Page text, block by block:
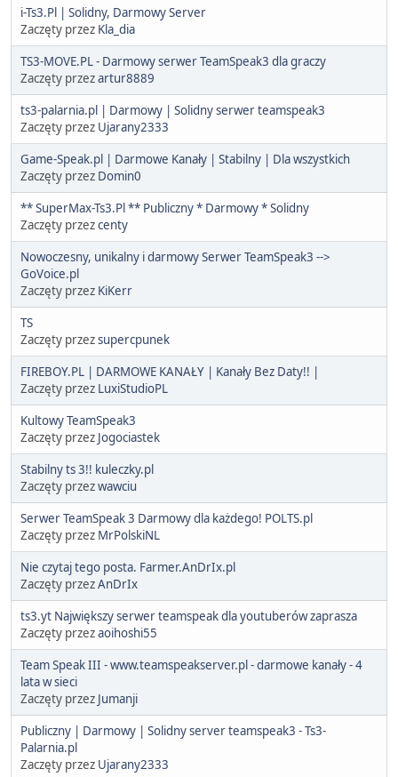
i-Ts3.Pl | Solidny, Darmowy Server
Zaczęty przez Kla_dia
TS3-MOVE.PL - Darmowy serwer TeamSpeak3 dla graczy
Zaczęty przezartur8889
ts3-palarnia.pl | Darmowy | Solidny serwer teamspeak3
Zaczęty przez Ujarany2333
Game-Speak.pl | Darmowe Kanały | Stabilny | Dla wszystkich
Zaczęty przez Domin0
** SuperMax-Ts3.Pl ** Publiczny * Darmowy * Solidny
Zaczęty przezcenty
Nowoczesny, unikalny i darmowy Serwer TeamSpeak3 -->
GoVoice.pl
Zaczęty przez KiKerr
TS
Zaczęty przezsupercpunek
FIREBOY.PL | DARMOWE KANAŁY | Kanały Bez Daty!! |
Zaczęty przez LuxiStudioPL
Kultowy TeamSpeak3
Zaczęty przez Jogociastek
Stabilny ts 3!! kuleczky.pl
Zaczęty przezwawciu
Serwer TeamSpeak 3 Darmowy dla każdego! POLTS.pl
Zaczęty przez MrPolskiNL
Nie czytaj tego posta. Farmer.AnDrIx.pl
Zaczęty przezAnDrIx
ts3.yt Największy serwer teamspeak dla youtuberów zaprasza
Zaczęty przezaoihoshi55
Team Speak III - www.teamspeakserver.pl - darmowe kanały - 4
lata w sieci
Zaczęty przez Jumanji
Publiczny | Darmowy | Solidny server teamspeak3 - Ts3-
Palarnia.pl
Zaczęty przez Ujarany2333